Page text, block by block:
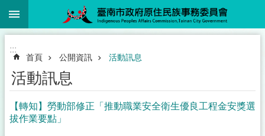
跳到主要內容區塊
:::
首頁 公開資訊 活動訊息
活動訊息
【轉知】勞動部修正「推動職業安全衛生優良工程金安獎選
拔作業要點」